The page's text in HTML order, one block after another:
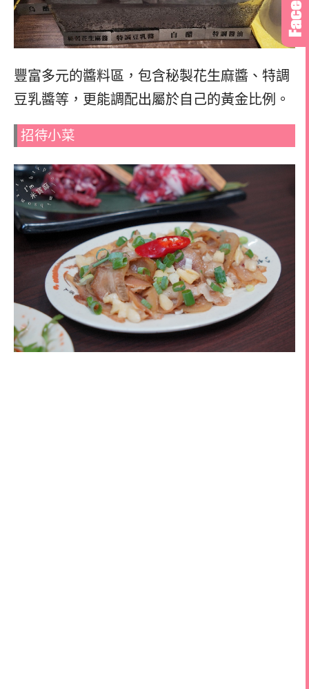
豐富多元的醬料區，包含秘製花生麻醬、特調
豆乳醬等，更能調配出屬於自己的黃金比例。
招待小菜